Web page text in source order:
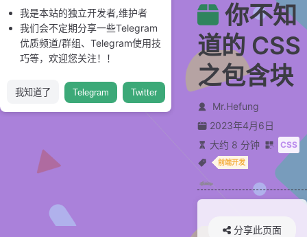
你不知
道的 CSS
之包含块
Mr.Hefung
2023年4月6日
大约 8 分钟
CSS
前端开发
分享此页面
我是本站的独立开发者,维护者
我们会不定期分享一些Telegram
优质频道/群组、Telegram使用技
巧等，欢迎您关注！！
我知道了 Telegram Twitter